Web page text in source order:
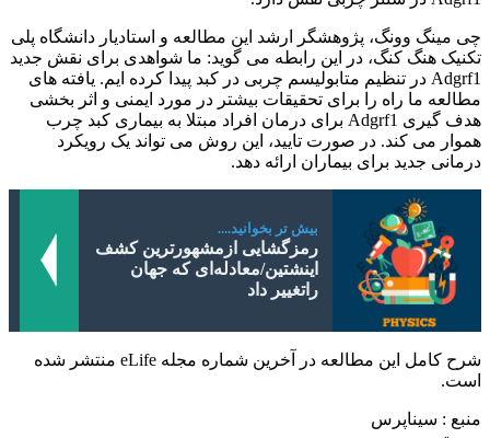
چی مینگ وونگ، پژوهشگر ارشد این مطالعه و استادیار دانشگاه پلی
تکنیک هنگ کنگ، در این رابطه می گوید: ما شواهدی برای نقش جدید
Adgrf1 در تنظیم متابولیسم چربی در کبد پیدا کرده ایم. یافته ‌های
مطالعه ما راه را برای تحقیقات بیشتر در مورد ایمنی و اثر بخشی
هدف‌ گیری Adgrf1 برای درمان افراد مبتلا به بیماری کبد چرب
هموار می‌ کند. در صورت تایید، این روش می تواند یک رویکرد
درمانی جدید برای بیماران ارائه دهد.
بیش تر بخوانید....
رمزگشایی ازمشهورترین کشف
اینشتین/معادله‌ای که جهان
راتغییر داد
شرح کامل این مطالعه در آخرین شماره مجله eLife منتشر شده
است.
منبع : سیناپرس